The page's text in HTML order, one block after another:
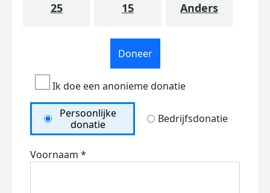
25 15 Anders
Doneer
Ik doe een anonieme donatie
Persoonlijke
donatie
Bedrijfsdonatie
Voornaam *